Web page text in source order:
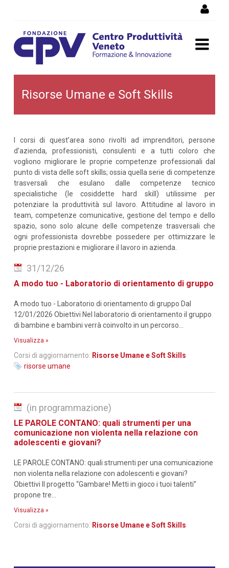
Risorse Umane e Soft Skills
Risorse Umane e Soft Skills
I corsi di quest’area sono rivolti ad imprenditori, persone
d’azienda, professionisti, consulenti e a tutti coloro che
vogliono migliorare le proprie competenze professionali dal
punto di vista delle soft skills; ossia quella serie di competenze
trasversali che esulano dalle competenze tecnico
specialistiche (le cosiddette hard skill) utilissime per
potenziare la produttività sul lavoro. Attitudine al lavoro in
team, competenze comunicative, gestione del tempo e dello
spazio, sono solo alcune delle competenze trasversali che
ogni professionista dovrebbe possedere per ottimizzare le
proprie prestazioni e migliorare il lavoro in azienda.
A modo tuo - Laboratorio di orientamento di gruppo
A modo tuo - Laboratorio di orientamento di gruppo Dal
12/01/2026 Obiettivi Nel laboratorio di orientamento il gruppo
di bambine e bambini verrà coinvolto in un percorso...
Visualizza »
Corsi di aggiornamento: Risorse Umane e Soft Skills
31/12/26
risorse umane
LE PAROLE CONTANO: quali strumenti per una
comunicazione non violenta nella relazione con
adolescenti e giovani?
LE PAROLE CONTANO: quali strumenti per una comunicazione
non violenta nella relazione con adolescenti e giovani?
Obiettivi Il progetto “Gambare! Metti in gioco i tuoi talenti”
propone tre...
Visualizza »
Corsi di aggiornamento: Risorse Umane e Soft Skills
(in programmazione)